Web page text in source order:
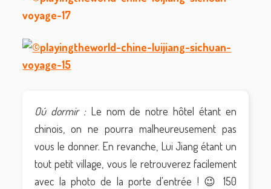
Oú dormir :Le nom de notre hôtel étant en
chinois, on ne pourra malheureusement pas
vous le donner. En revanche, Lui Jiang étant un
tout petit village, vous le retrouverez facilement
avec la photo de la porte d'entrée ! 😉 150